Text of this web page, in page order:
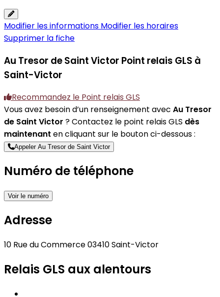
Modifier les informations Modifier les horaires
Supprimer la fiche
Au Tresor de Saint Victor Point relais GLS à
Saint-Victor
Recommandez le Point relais GLS
Vous avez besoin d’un renseignement avec Au Tresor
de Saint Victor ? Contactez le point relais GLS dès
maintenant en cliquant sur le bouton ci-dessous :
Appeler Au Tresor de Saint Victor
Numéro de téléphone
Voir le numéro
Adresse
10 Rue du Commerce 03410 Saint-Victor
Relais GLS aux alentours